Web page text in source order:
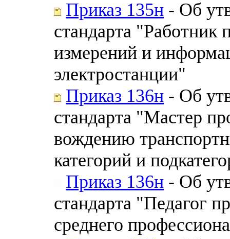
Приказ 135н - Об
стандарта "Работник
измерений и
электростанции"
Приказ 136н - Об
стандарта "Мастер
вождению
категорий и
Приказ 136н - Об
стандарта "Педагог
среднего